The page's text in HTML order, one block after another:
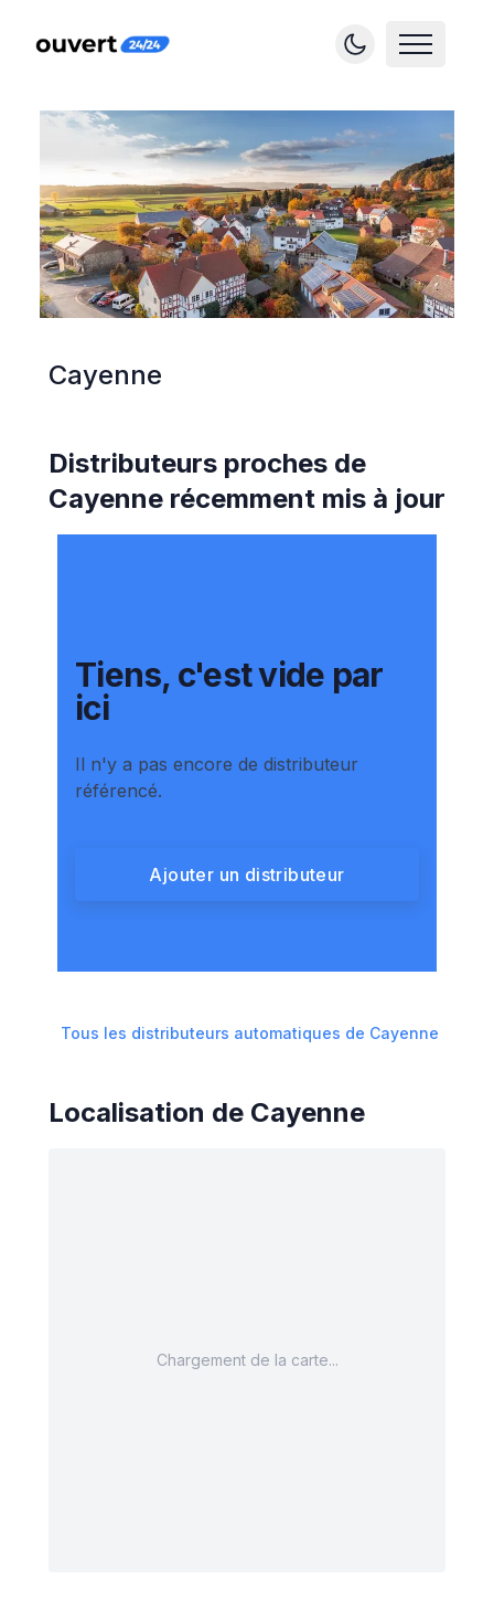
Cayenne
Distributeurs proches de
Cayenne récemment mis à jour
Tiens, c'est vide par
ici
Il n'y a pas encore de distributeur
référencé.
Ajouter un distributeur
Tous les distributeurs automatiques de Cayenne
Localisation de Cayenne
Chargement de la carte...